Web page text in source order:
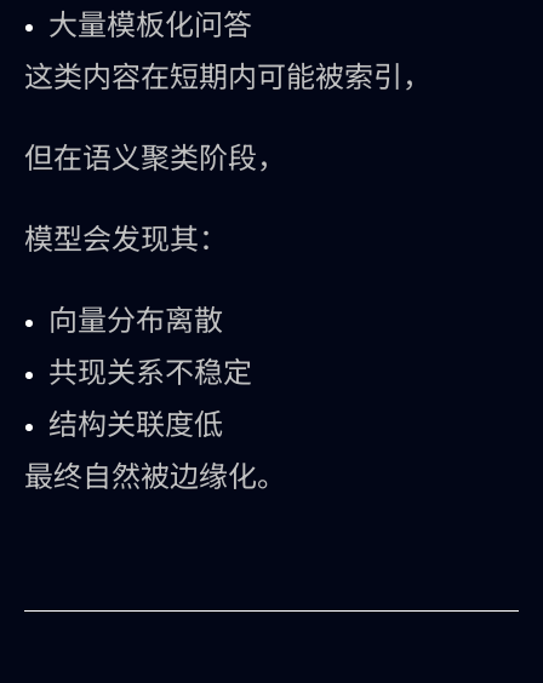
大量模板化问答
这类内容在短期内可能被索引，
但在语义聚类阶段，
模型会发现其：
向量分布离散
共现关系不稳定
结构关联度低
最终自然被边缘化。